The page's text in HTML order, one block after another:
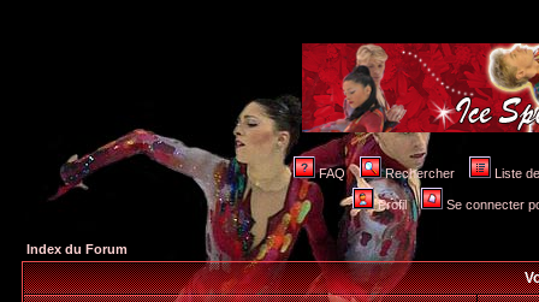
FAQ Rechercher Liste
Profil Se connecter
Index du Forum